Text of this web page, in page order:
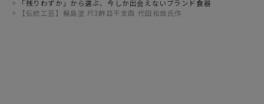
「残りわずか」から選ぶ、今しか出会えないブランド食器
【伝統工芸】輪島塗 尺3飾皿干支酉 代田和哉氏作